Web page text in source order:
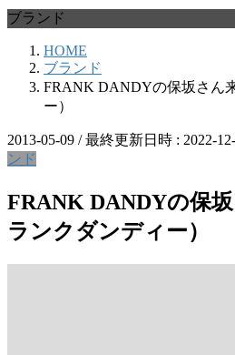
ブランド
HOME
ブランド
FRANK DANDYの保坂さん
ー）
2013-05-09 / 最終更新日時 : 2022-
ンド
FRANK DANDYの保
ランクダンディー）